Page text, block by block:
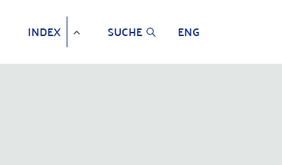
INDEX SUCHE ENG